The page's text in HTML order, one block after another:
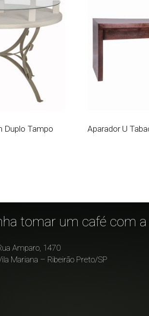
Duplo Tampo Aparador U
tomar um café com a
Amparo, 1470
Mariana – Ribeirão Preto/SP